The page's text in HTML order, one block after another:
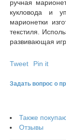
ручная
кукловода и
марионетки
текстиля.
развивающая
Tweet Pin it
Задать вопрос о
Также
Отзывы